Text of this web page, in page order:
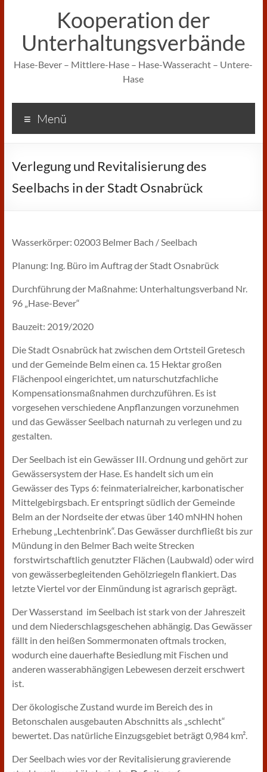
Kooperation der
Unterhaltungsverbände
Hase-Bever – Mittlere-Hase – Hase-Wasseracht – Untere-
Hase
Menü
Verlegung und Revitalisierung des
Seelbachs in der Stadt Osnabrück
Wasserkörper: 02003 Belmer Bach / Seelbach
Planung: Ing. Büro im Auftrag der Stadt Osnabrück
Durchführung der Maßnahme: Unterhaltungsverband Nr.
96 „Hase-Bever“
Bauzeit: 2019/2020
Die Stadt Osnabrück hat zwischen dem Ortsteil Gretesch
und der Gemeinde Belm einen ca. 15 Hektar großen
Flächenpool eingerichtet, um naturschutzfachliche
Kompensationsmaßnahmen durchzuführen. Es ist
vorgesehen verschiedene Anpflanzungen vorzunehmen
und das Gewässer Seelbach naturnah zu verlegen und zu
gestalten.
Der Seelbach ist ein Gewässer III. Ordnung und gehört zur
Gewässersystem der Hase. Es handelt sich um ein
Gewässer des Typs 6: feinmaterialreicher, karbonatischer
Mittelgebirgsbach. Er entspringt südlich der Gemeinde
Belm an der Nordseite der etwas über 140 mNHN hohen
Erhebung „Lechtenbrink“. Das Gewässer durchfließt bis zur
Mündung in den Belmer Bach weite Strecken
forstwirtschaftlich genutzter Flächen (Laubwald) oder wird
von gewässerbegleitenden Gehölzriegeln flankiert. Das
letzte Viertel vor der Einmündung ist agrarisch geprägt.
Der Wasserstand im Seelbach ist stark von der Jahreszeit
und dem Niederschlagsgeschehen abhängig. Das Gewässer
fällt in den heißen Sommermonaten oftmals trocken,
wodurch eine dauerhafte Besiedlung mit Fischen und
anderen wasserabhängigen Lebewesen derzeit erschwert
ist.
Der ökologische Zustand wurde im Bereich des in
Betonschalen ausgebauten Abschnitts als „schlecht“
bewertet. Das natürliche Einzugsgebiet beträgt 0,984 km².
Der Seelbach wies vor der Revitalisierung gravierende